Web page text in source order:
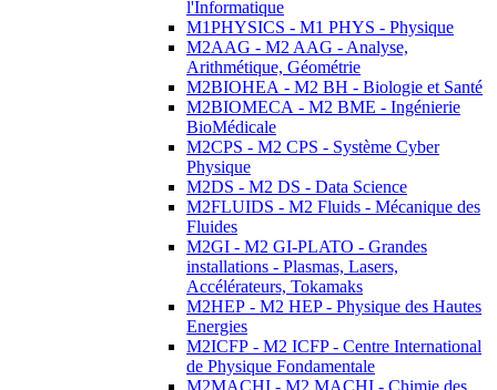
l'Informatique
M1PHYSICS - M1 PHYS - Physique
M2AAG - M2 AAG - Analyse,
Arithmétique, Géométrie
M2BIOHEA - M2 BH - Biologie et Santé
M2BIOMECA - M2 BME - Ingénierie
BioMédicale
M2CPS - M2 CPS - Système Cyber
Physique
M2DS - M2 DS - Data Science
M2FLUIDS - M2 Fluids - Mécanique des
Fluides
M2GI - M2 GI-PLATO - Grandes
installations - Plasmas, Lasers,
Accélérateurs, Tokamaks
M2HEP - M2 HEP - Physique des Hautes
Energies
M2ICFP - M2 ICFP - Centre International
de Physique Fondamentale
M2MACHI - M2 MACHI - Chimie des